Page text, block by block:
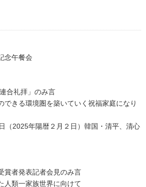
念午餐会
合礼拝」のみ言
できる環境圏を築いていく祝福家庭になり
（2025年陽暦２月２日）韓国・清平、清心
賞者発表記者会見のみ言
人類一家族世界に向けて